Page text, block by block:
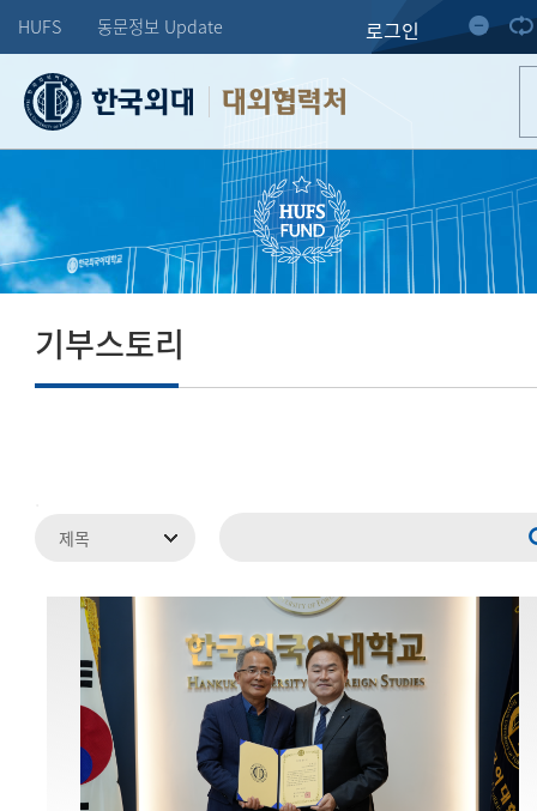
HUFS 동문정보 Update 로그인
대외협력처
기부스토리